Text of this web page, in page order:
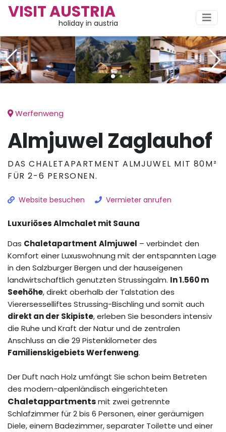
VISIT AUSTRIA
holiday in austria
Werfenweng
Almjuwel Zaglauhof
DAS CHALETAPARTMENT ALMJUWEL MIT 80M²
FÜR 2-6 PERSONEN.
Website besuchen Vermieter anrufen
Luxuriöses Almchalet mit Sauna
Das Chaletapartment Almjuwel – verbindet den
Komfort einer Luxuswohnung mit der entspannten Lage
in den Salzburger Bergen und der hauseigenen
landwirtschaftlich genutzten Strussingalm. In 1.560 m
Seehöhe, direkt oberhalb der Talstation des
Vierersesselliftes Strussing-Bischling und somit auch
direkt an der Skipiste, erleben Sie besonders intensiv
die Ruhe und Kraft der Natur und de zentralen
Anschluss an die 29 Pistenkilometer des
Familienskigebiets Werfenweng.
Der Duft nach Holz umfängt Sie schon beim Betreten
des modern-alpenländisch eingerichteten
Chaletappartmentsmit zwei getrennte
Schlafzimmer für 2 bis 6 Personen, einer geräumigen
Diele, einem Badezimmer, separater Toilette und einer